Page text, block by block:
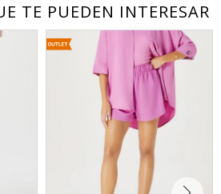
TE PUEDEN INTERESAR